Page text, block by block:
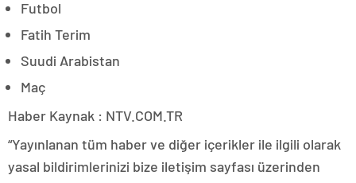
Futbol
Fatih Terim
Suudi Arabistan
Maç
Haber Kaynak : NTV.COM.TR
“Yayınlanan tüm haber ve diğer içerikler ile ilgili olarak
yasal bildirimlerinizi bize iletişim sayfası üzerinden